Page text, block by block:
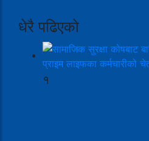
धेरै पढिएको
१